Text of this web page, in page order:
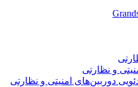
و نظارتی
دوربین‌های امنیتی و نظارتی